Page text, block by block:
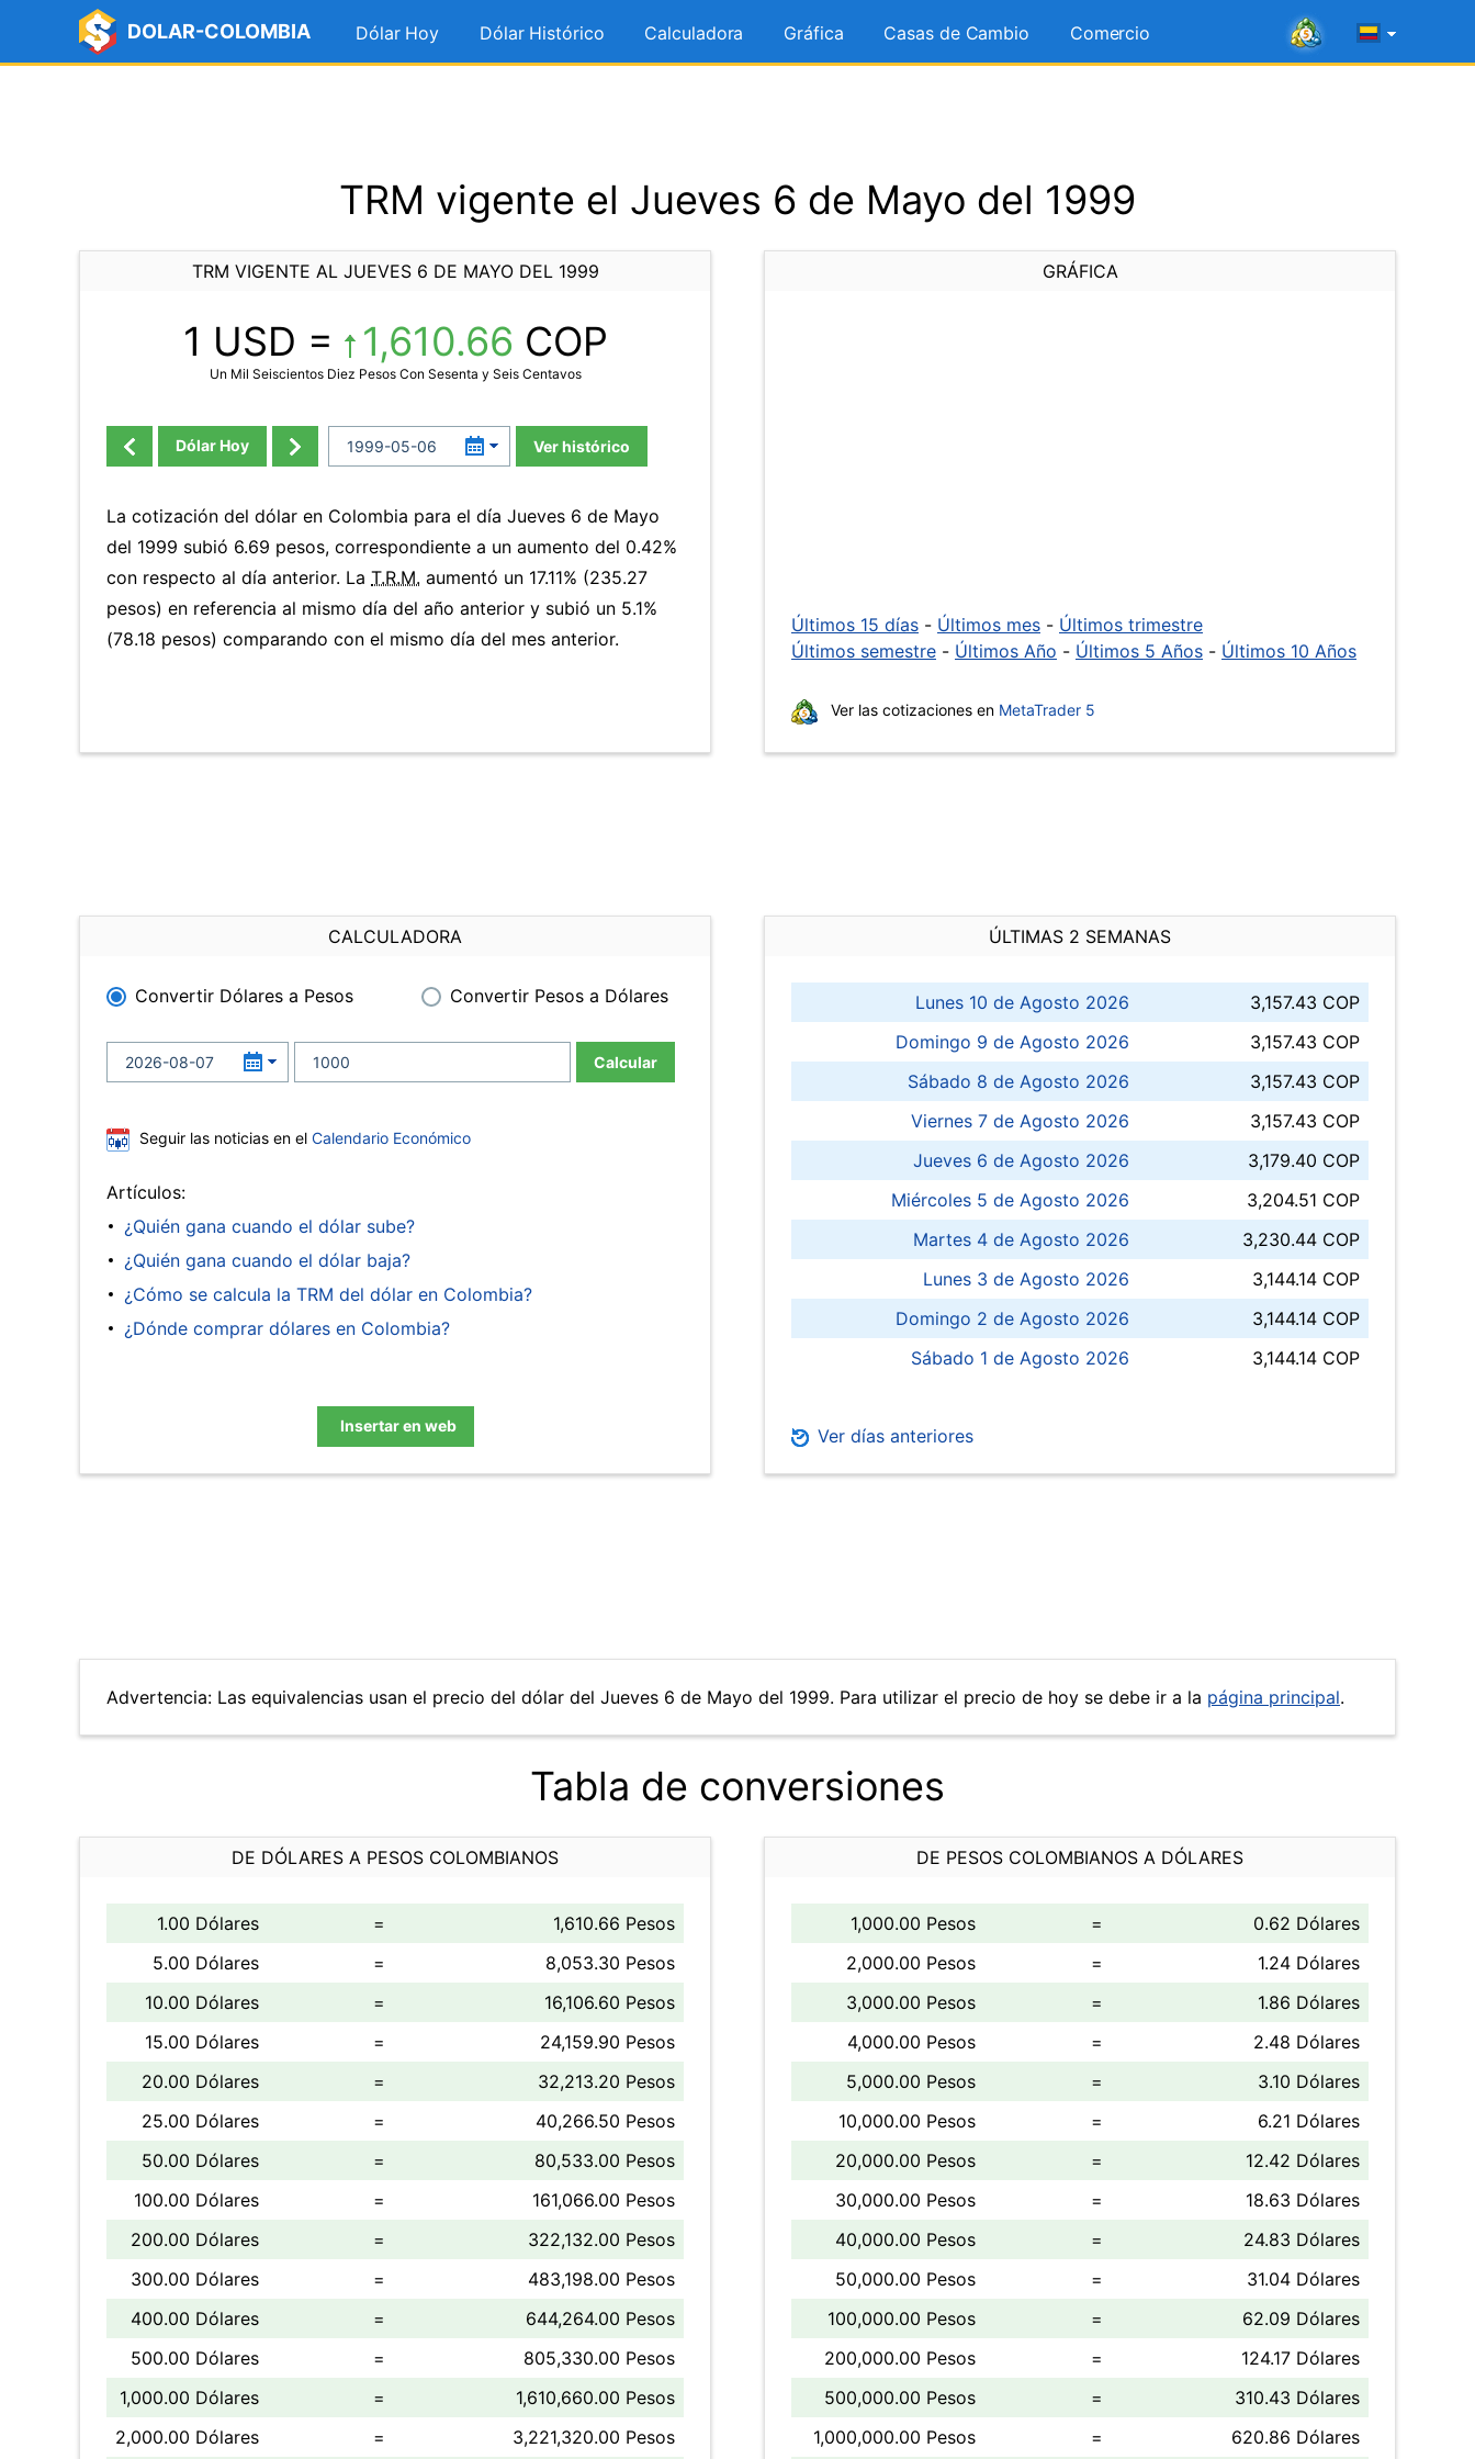
DOLAR-COLOMBIA Dólar Hoy Dólar Histórico Calculadora Gráfica Casas de Cambio Comercio
TRM vigente el Jueves 6 de Mayo del 1999
TRM VIGENTE AL JUEVES 6 DE MAYO DEL 1999
1 USD = 1,610.66 COP
Un Mil Seiscientos Diez Pesos Con Sesenta y Seis Centavos
Dólar Hoy Ver histórico
La cotización del dólar en Colombia para el día Jueves 6 de Mayo
del 1999 subió 6.69 pesos, correspondiente a un aumento del 0.42%
con respecto al día anterior. La T.R.M. aumentó un 17.11% (235.27
pesos) en referencia al mismo día del año anterior y subió un 5.1%
(78.18 pesos) comparando con el mismo día del mes anterior.
GRÁFICA
Últimos 15 días - Últimos mes - Últimos trimestre
Últimos semestre - Últimos Año - Últimos 5 Años - Últimos 10 Años
Ver las cotizaciones en MetaTrader 5
CALCULADORA
Convertir Dólares a Pesos Convertir Pesos a Dólares
Calcular
Seguir las noticias en el Calendario Económico
Artículos:
¿Quién gana cuando el dólar sube?
¿Quién gana cuando el dólar baja?
¿Cómo se calcula la TRM del dólar en Colombia?
¿Dónde comprar dólares en Colombia?
Insertar en web
ÚLTIMAS 2 SEMANAS
Lunes 10 de Agosto 2026
3,157.43 COP
Domingo 9 de Agosto 2026
3,157.43 COP
Sábado 8 de Agosto 2026
3,157.43 COP
Viernes 7 de Agosto 2026
3,157.43 COP
Jueves 6 de Agosto 2026
3,179.40 COP
Miércoles 5 de Agosto 2026
3,204.51 COP
Martes 4 de Agosto 2026
3,230.44 COP
Lunes 3 de Agosto 2026
3,144.14 COP
Domingo 2 de Agosto 2026
3,144.14 COP
Sábado 1 de Agosto 2026
3,144.14 COP
Ver días anteriores
Advertencia: Las equivalencias usan el precio del dólar del Jueves 6 de Mayo del 1999. Para utilizar el precio de hoy se debe ir a la página principal.
Tabla de conversiones
DE DÓLARES A PESOS COLOMBIANOS
1.00 Dólares =
1,610.66 Pesos
5.00 Dólares
=
8,053.30 Pesos
10.00 Dólares
=
16,106.60 Pesos
15.00 Dólares
=
24,159.90 Pesos
20.00 Dólares
=
32,213.20 Pesos
25.00 Dólares
=
40,266.50 Pesos
50.00 Dólares
=
80,533.00 Pesos
100.00 Dólares
=
161,066.00 Pesos
200.00 Dólares
=
322,132.00 Pesos
300.00 Dólares
=
483,198.00 Pesos
400.00 Dólares
=
644,264.00 Pesos
500.00 Dólares
=
805,330.00 Pesos
1,000.00 Dólares
=
1,610,660.00 Pesos
2,000.00 Dólares
= 3,221,320.00 Pesos
DE PESOS COLOMBIANOS A DÓLARES
1,000.00 Pesos =
0.62 Dólares
2,000.00 Pesos
=
1.24 Dólares
3,000.00 Pesos
=
1.86 Dólares
4,000.00 Pesos
=
2.48 Dólares
5,000.00 Pesos
=
3.10 Dólares
10,000.00 Pesos
=
6.21 Dólares
20,000.00 Pesos
=
12.42 Dólares
30,000.00 Pesos
=
18.63 Dólares
40,000.00 Pesos
=
24.83 Dólares
50,000.00 Pesos
=
31.04 Dólares
100,000.00 Pesos
=
62.09 Dólares
200,000.00 Pesos
=
124.17 Dólares
500,000.00 Pesos
=
310.43 Dólares
1,000,000.00 Pesos
= 620.86 Dólares